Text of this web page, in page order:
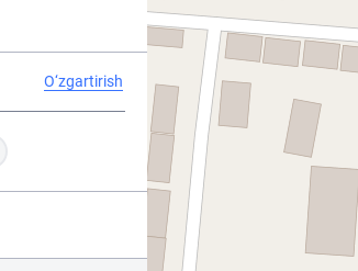
O‘zgartirish